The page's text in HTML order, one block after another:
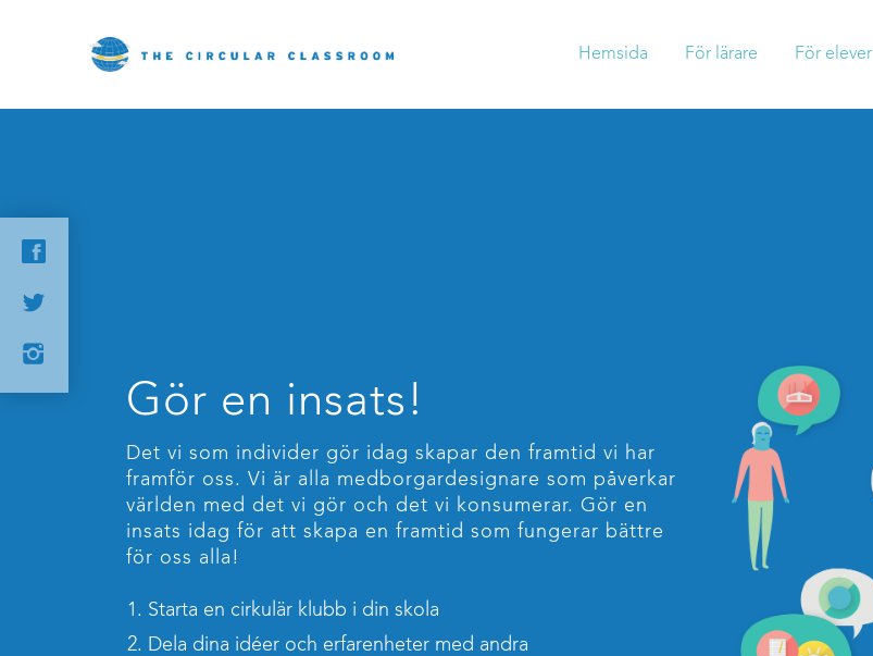
Hemsida För lärare För elever
Gör en insats!
Det vi som individer gör idag skapar den framtid vi har
framför oss. Vi är alla medborgardesignare som påverkar
världen med det vi gör och det vi konsumerar. Gör en
insats idag för att skapa en framtid som fungerar bättre
för oss alla!
Starta en cirkulär klubb i din skola
Dela dina idéer och erfarenheter med andra